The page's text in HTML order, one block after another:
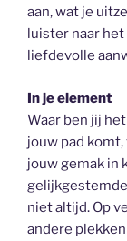
aan, wat je
luister naar
liefdevolle
In je element
Waar ben jij
jouw pad
jouw gemak in
niet altijd. Op
andere